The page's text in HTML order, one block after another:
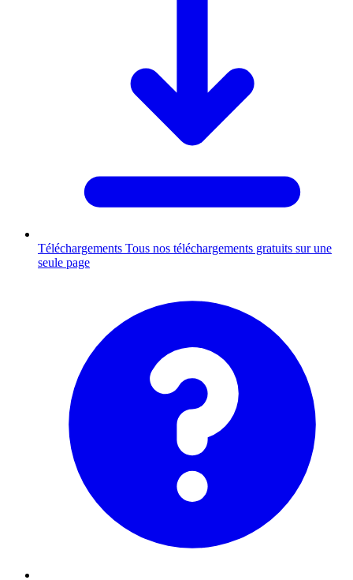
Téléchargements Tous nos téléchargements gratuits sur une
seule page